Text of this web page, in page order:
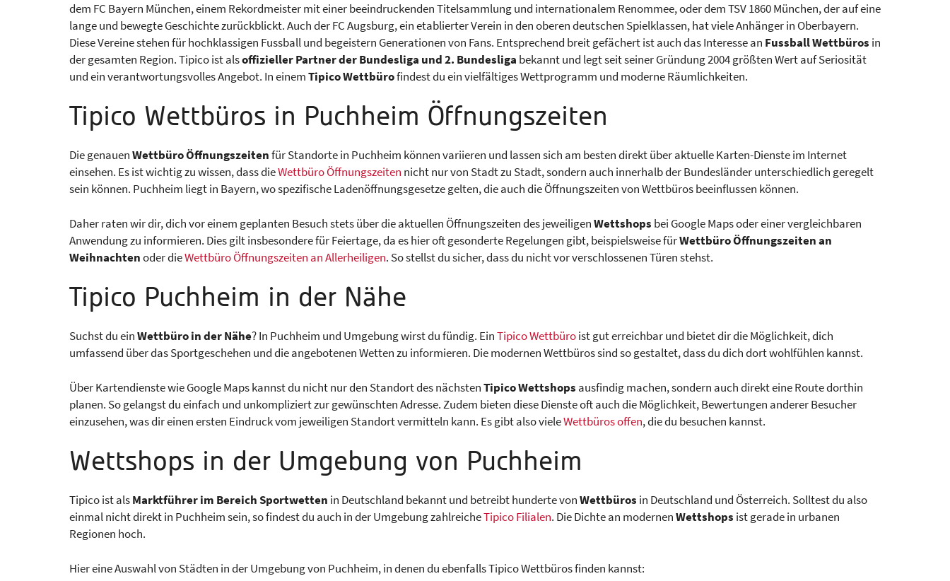
dem FC Bayern München, einem Rekordmeister mit einer beeindruckenden Titelsammlung und internationalem Renommee, oder dem TSV 1860 München, der auf eine
lange und bewegte Geschichte zurückblickt. Auch der FC Augsburg, ein etablierter Verein in den oberen deutschen Spielklassen, hat viele Anhänger in Oberbayern.
Diese Vereine stehen für hochklassigen Fussball und begeistern Generationen von Fans. Entsprechend breit gefächert ist auch das Interesse an Fussball Wettbüros in
der gesamten Region. Tipico ist alsoffizieller Partner der Bundesliga und 2. Bundesliga bekannt und legt seit seiner Gründung 2004 größten Wert auf Seriosität
und ein verantwortungsvolles Angebot. In einemTipico Wettbürofindest du ein vielfältiges Wettprogramm und moderne Räumlichkeiten.
Tipico Wettbüros in Puchheim Öffnungszeiten
Die genauenWettbüro Öffnungszeitenfür Standorte in Puchheim können variieren und lassen sich am besten direkt über aktuelle Karten-Dienste im Internet
einsehen. Es ist wichtig zu wissen, dass dieWettbüro Öffnungszeiten nicht nur von Stadt zu Stadt, sondern auch innerhalb der Bundesländer unterschiedlich geregelt
sein können. Puchheim liegt in Bayern, wo spezifische Ladenöffnungsgesetze gelten, die auch die Öffnungszeiten von Wettbüros beeinflussen können.
Daher raten wir dir, dich vor einem geplanten Besuch stets über die aktuellen Öffnungszeiten des jeweiligenWettshops bei Google Maps oder einer vergleichbaren
Anwendung zu informieren. Dies gilt insbesondere für Feiertage, da es hier oft gesonderte Regelungen gibt, beispielsweise fürWettbüro Öffnungszeiten an
Weihnachtenoder dieWettbüro Öffnungszeiten an Allerheiligen. So stellst du sicher, dass du nicht vor verschlossenen Türen stehst.
Tipico Puchheim in der Nähe
Suchst du einWettbüro in der Nähe? In Puchheim und Umgebung wirst du fündig. EinTipico Wettbüroist gut erreichbar und bietet dir die Möglichkeit, dich
umfassend über das Sportgeschehen und die angebotenen Wetten zu informieren. Die modernen Wettbüros sind so gestaltet, dass du dich dort wohlfühlen kannst.
Über Kartendienste wie Google Maps kannst du nicht nur den Standort des nächstenTipico Wettshops ausfindig machen, sondern auch direkt eine Route dorthin
planen. So gelangst du einfach und unkompliziert zur gewünschten Adresse. Zudem bieten diese Dienste oft auch die Möglichkeit, Bewertungen anderer Besucher
einzusehen, was dir einen ersten Eindruck vom jeweiligen Standort vermitteln kann. Es gibt also vieleWettbüros offen, die du besuchen kannst.
Wettshops in der Umgebung von Puchheim
Tipico ist alsMarktführer im Bereich Sportwetten in Deutschland bekannt und betreibt hunderte vonWettbüros in Deutschland und Österreich. Solltest du also
einmal nicht direkt in Puchheim sein, so findest du auch in der Umgebung zahlreicheTipico Filialen. Die Dichte an modernenWettshops ist gerade in urbanen
Regionen hoch.
Hier eine Auswahl von Städten in der Umgebung von Puchheim, in denen du ebenfalls Tipico Wettbüros finden kannst: